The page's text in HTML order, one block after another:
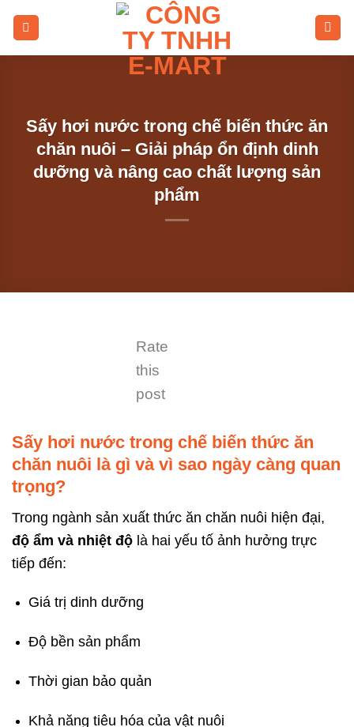
Sấy hơi nước trong chế biến thức ăn
chăn nuôi – Giải pháp ổn định dinh
dưỡng và nâng cao chất lượng sản
phẩm
Rate
this
post
Sấy hơi nước trong chế biến thức ăn
chăn nuôi là gì và vì sao ngày càng quan
trọng?
Trong ngành sản xuất thức ăn chăn nuôi hiện đại,
độ ẩm và nhiệt độ là hai yếu tố ảnh hưởng trực
tiếp đến:
Giá trị dinh dưỡng
Độ bền sản phẩm
Thời gian bảo quản
Khả năng tiêu hóa của vật nuôi